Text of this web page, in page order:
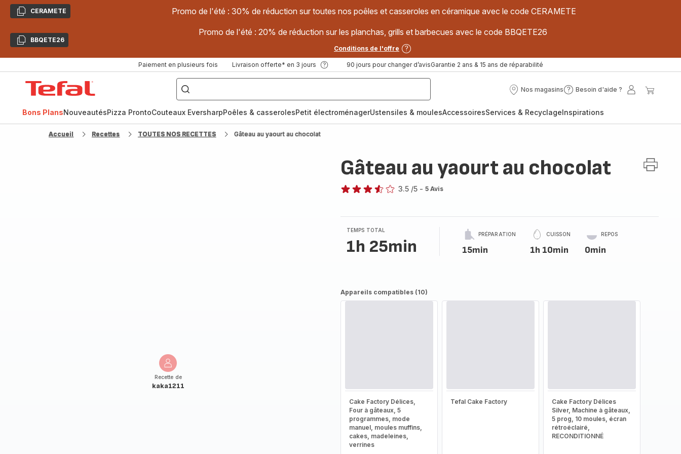
CopierCERAMETE Promo de l'été : 30% de réduction sur toutes nos poêles et casseroles en céramique avec le code CERAMETE
CopierBBQETE26
Promo de l'été : 20% de réduction sur les planchas, grills et barbecues avec le code BBQETE26
Conditions de l'offre
Paiement en plusieurs fois Livraison offerte* en 3 jours 90 jours pour changer d’avisGarantie 2 ans & 15 ans de réparabilité
["Poêles
inox,
Cake
Factory,
Nos magasins
Nos
Besoin d'aide ?
Besoin
?
Mon
Bons PlansNouveautésPizza ProntoCouteaux EversharpPoêles & casserolesPetit électroménagerUstensiles & moulesAccessoiresServices & RecyclageInspirations
Accueil Recettes TOUTES NOS RECETTES Gâteau au yaourt au chocolat
Recette de
kaka1211
Gâteau au yaourt au chocolat
3.5 /5 - 5 Avis
TEMPS TOTAL
1h 25min
PRÉPARATION
15min
CUISSON
1h 10min
REPOS
0min
Appareils compatibles (10)
Cake Factory Délices,
Four à gâteaux, 5
programmes, mode
manuel, moules muffins,
cakes, madeleines,
verrines
Tefal Cake Factory
Cake Factory Délices
Silver, Machine à gâteaux,
5 prog, 10 moules, écran
rétroéclairé,
RECONDITIONNÉ